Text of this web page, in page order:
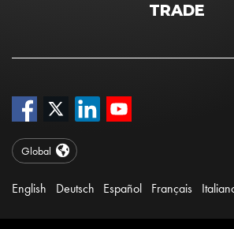
TRADE
Global
English Deutsch Español Français